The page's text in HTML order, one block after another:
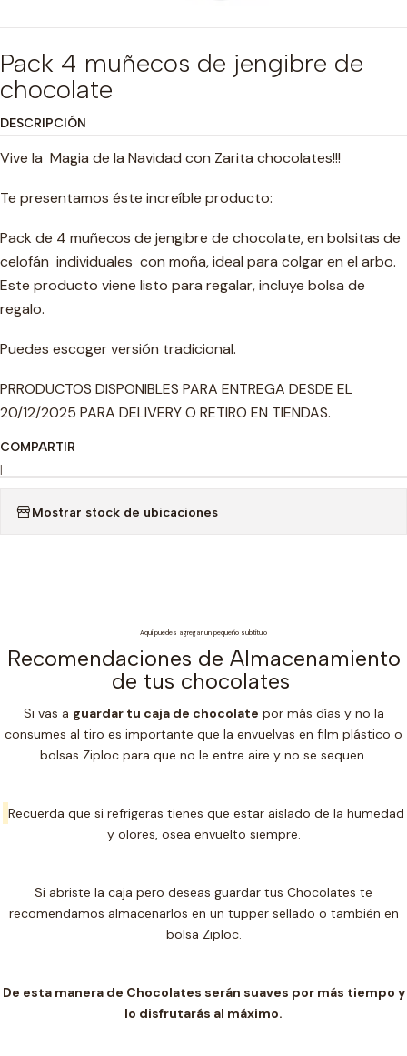
Pack 4 muñecos de jengibre de
chocolate
DESCRIPCIÓN
Vive la Magia de la Navidad con Zarita chocolates!!!
Te presentamos éste increíble producto:
Pack de 4 muñecos de jengibre de chocolate, en bolsitas de
celofán individuales con moña, ideal para colgar en el arbo.
Este producto viene listo para regalar, incluye bolsa de
regalo.
Puedes escoger versión tradicional.
PRRODUCTOS DISPONIBLES PARA ENTREGA DESDE EL
20/12/2025 PARA DELIVERY O RETIRO EN TIENDAS.
COMPARTIR
|
Mostrar stock de ubicaciones
Aquí puedes agregar un pequeño subtítulo
Recomendaciones de Almacenamiento
de tus chocolates
Si vas a guardar tu caja de chocolate por más días y no la
consumes al tiro es importante que la envuelvas en film plástico o
bolsas Ziploc para que no le entre aire y no se sequen.
Recuerda que si refrigeras tienes que estar aislado de la humedad
y olores, osea envuelto siempre.
Si abriste la caja pero deseas guardar tus Chocolates te
recomendamos almacenarlos en un tupper sellado o también en
bolsa Ziploc.
De esta manera de Chocolates serán suaves por más tiempo y
lo disfrutarás al máximo.